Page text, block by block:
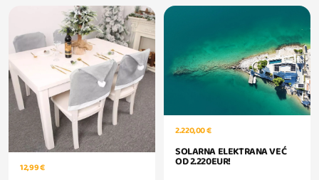
12,99 €
2.220,00 €
SOLARNA ELEKTRANA VEĆ
OD 2.220EUR!